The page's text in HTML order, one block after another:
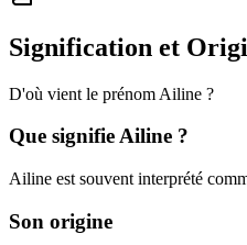
Signification et
D'où vient le prénom Ailine ?
Que signifieAiline ?
Ailine est souvent interprété
Son origine